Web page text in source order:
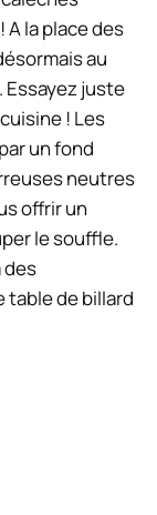
A la place des
au
Essayez juste
! Les
un fond
neutres
offrir un
le souffle.
des
table de billard